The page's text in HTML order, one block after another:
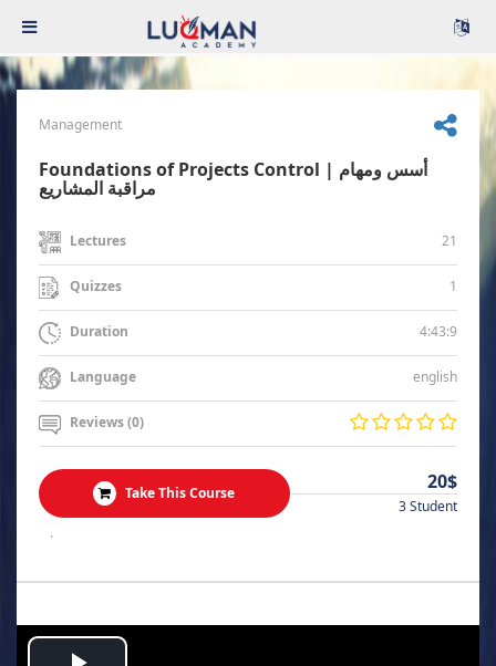
Management
Foundations of Projects Control | أسس ومهام
مراقبة المشاريع
Lectures 21
Quizzes 1
Duration 4:43:9
Language english
Reviews (0)
Take This Course 20$
3 Student
.